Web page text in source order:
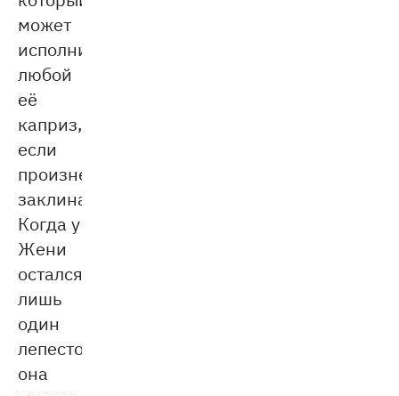
может
исполнить
любой
её
каприз,
если
произнести
заклинание.
Когда у
Жени
остался
лишь
один
лепесток,
она